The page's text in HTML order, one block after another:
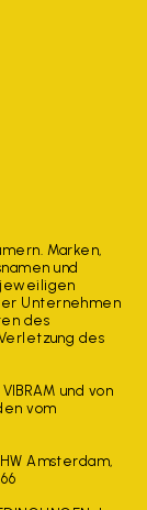
Marken,
und
jeweiligen
Unternehmen
des
des
und von
vom
Amsterdam,